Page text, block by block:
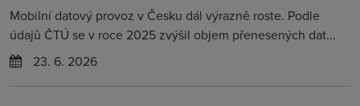
Mobilní datový provoz v Česku dál výrazně roste. Podle
údajů ČTÚ se v roce 2025 zvýšil objem přenesených dat...
23. 6. 2026